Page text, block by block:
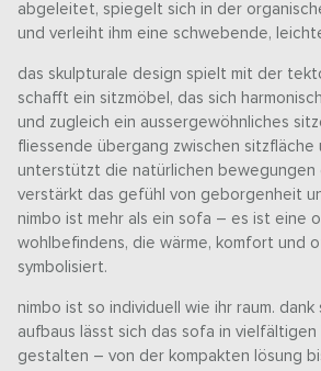
abgeleitet, spiegelt sich in der
und verleiht ihm eine schwebende,
das skulpturale design spielt mit der
schafft ein sitzmöbel, das sich
und zugleich ein aussergewöhnliches
fliessende übergang zwischen sitzfläche
unterstützt die natürlichen bewegungen
verstärkt das gefühl von geborgenheit
nimbo ist mehr als ein sofa – es ist eine
wohlbefindens, die wärme, komfort und
symbolisiert.
nimbo ist so individuell wie ihr raum. dank
aufbaus lässt sich das sofa in
gestalten – von der kompakten lösung